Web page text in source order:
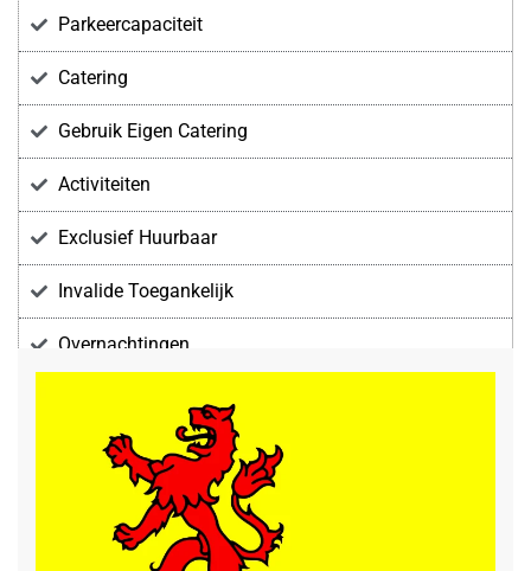
Parkeercapaciteit
Catering
Gebruik Eigen Catering
Activiteiten
Exclusief Huurbaar
Invalide Toegankelijk
Overnachtingen